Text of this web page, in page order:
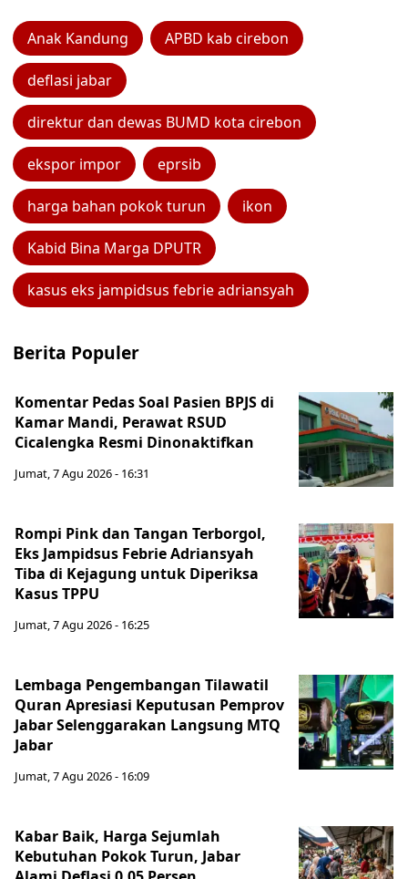
Anak Kandung APBD kab cirebon
deflasi jabar
direktur dan dewas BUMD kota cirebon
ekspor impor eprsib
harga bahan pokok turun ikon
Kabid Bina Marga DPUTR
kasus eks jampidsus febrie adriansyah
Berita Populer
Komentar Pedas Soal Pasien BPJS di
Kamar Mandi, Perawat RSUD
Cicalengka Resmi Dinonaktifkan
Jumat, 7 Agu 2026 - 16:31
Rompi Pink dan Tangan Terborgol,
Eks Jampidsus Febrie Adriansyah
Tiba di Kejagung untuk Diperiksa
Kasus TPPU
Jumat, 7 Agu 2026 - 16:25
Lembaga Pengembangan Tilawatil
Quran Apresiasi Keputusan Pemprov
Jabar Selenggarakan Langsung MTQ
Jabar
Jumat, 7 Agu 2026 - 16:09
Kabar Baik, Harga Sejumlah
Kebutuhan Pokok Turun, Jabar